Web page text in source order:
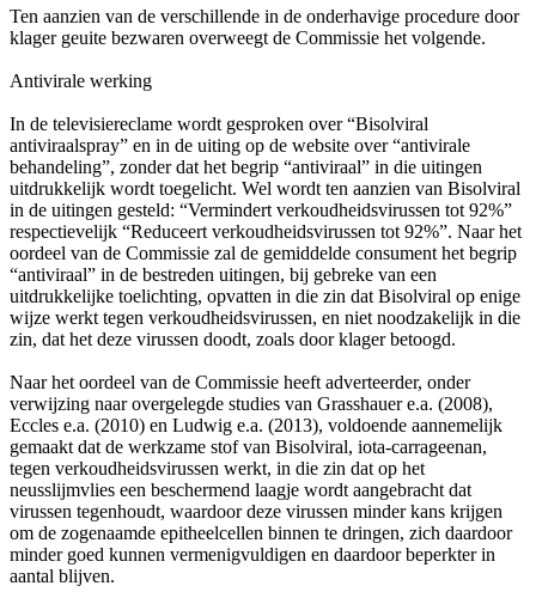
Ten aanzien van de verschillende in de onderhavige procedure door
klager geuite bezwaren overweegt de Commissie het volgende.
Antivirale werking
In de televisiereclame wordt gesproken over “Bisolviral
antiviraalspray” en in de uiting op de website over “antivirale
behandeling”, zonder dat het begrip “antiviraal” in die uitingen
uitdrukkelijk wordt toegelicht. Wel wordt ten aanzien van Bisolviral
in de uitingen gesteld: “Vermindert verkoudheidsvirussen tot 92%”
respectievelijk “Reduceert verkoudheidsvirussen tot 92%”. Naar het
oordeel van de Commissie zal de gemiddelde consument het begrip
“antiviraal” in de bestreden uitingen, bij gebreke van een
uitdrukkelijke toelichting, opvatten in die zin dat Bisolviral op enige
wijze werkt tegen verkoudheidsvirussen, en niet noodzakelijk in die
zin, dat het deze virussen doodt, zoals door klager betoogd.
Naar het oordeel van de Commissie heeft adverteerder, onder
verwijzing naar overgelegde studies van Grasshauer e.a. (2008),
Eccles e.a. (2010) en Ludwig e.a. (2013), voldoende aannemelijk
gemaakt dat de werkzame stof van Bisolviral, iota-carrageenan,
tegen verkoudheidsvirussen werkt, in die zin dat op het
neusslijmvlies een beschermend laagje wordt aangebracht dat
virussen tegenhoudt, waardoor deze virussen minder kans krijgen
om de zogenaamde epitheelcellen binnen te dringen, zich daardoor
minder goed kunnen vermenigvuldigen en daardoor beperkter in
aantal blijven.